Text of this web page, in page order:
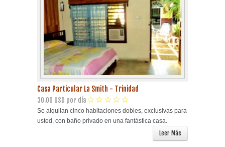
Casa Particular La Smith - Trinidad
30.00 USD por día
Se alquilan cinco habitaciones dobles, exclusivas para
usted, con baño privado en una fantástica casa.
Leer Más